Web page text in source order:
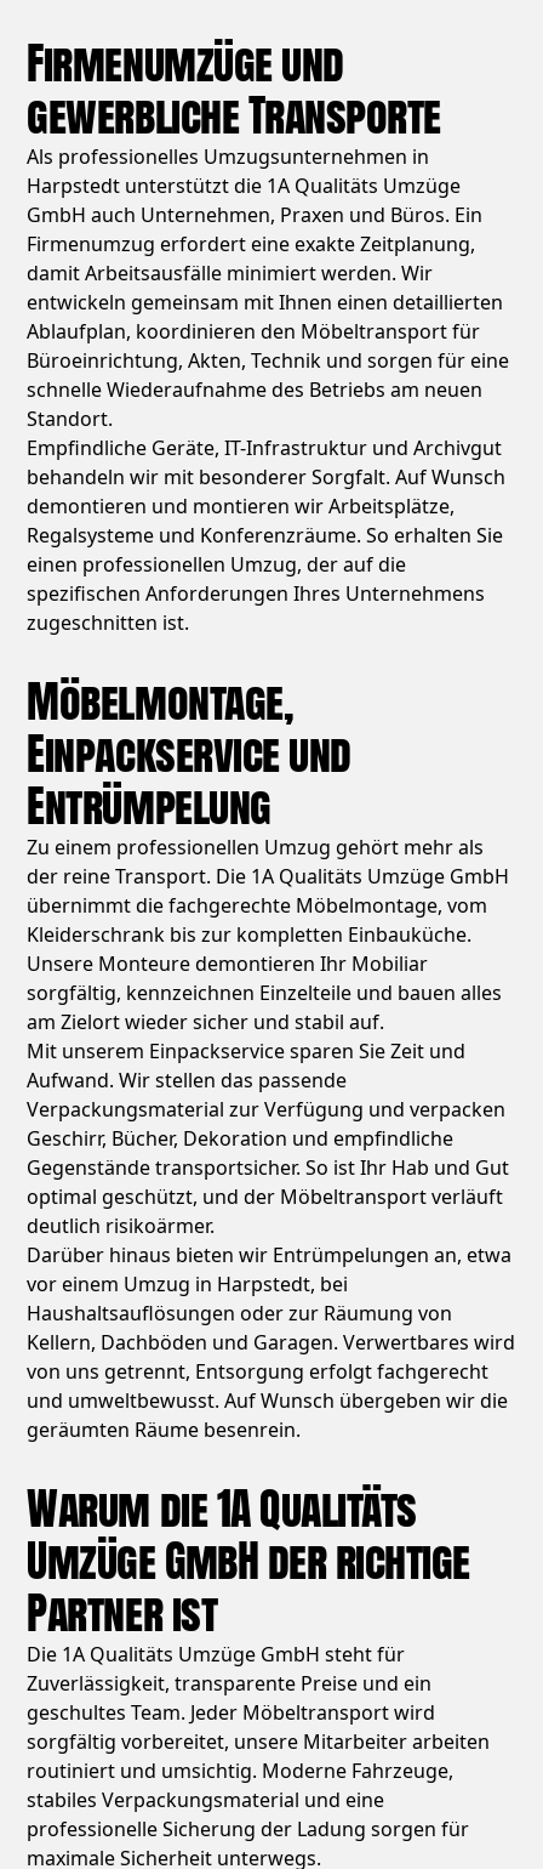
Firmenumzüge und
gewerbliche Transporte
Als professionelles Umzugsunternehmen in
Harpstedt unterstützt die 1A Qualitäts Umzüge
GmbH auch Unternehmen, Praxen und Büros. Ein
Firmenumzug erfordert eine exakte Zeitplanung,
damit Arbeitsausfälle minimiert werden. Wir
entwickeln gemeinsam mit Ihnen einen detaillierten
Ablaufplan, koordinieren den Möbeltransport für
Büroeinrichtung, Akten, Technik und sorgen für eine
schnelle Wiederaufnahme des Betriebs am neuen
Standort.
Empfindliche Geräte, IT-Infrastruktur und Archivgut
behandeln wir mit besonderer Sorgfalt. Auf Wunsch
demontieren und montieren wir Arbeitsplätze,
Regalsysteme und Konferenzräume. So erhalten Sie
einen professionellen Umzug, der auf die
spezifischen Anforderungen Ihres Unternehmens
zugeschnitten ist.
Möbelmontage,
Einpackservice und
Entrümpelung
Zu einem professionellen Umzug gehört mehr als
der reine Transport. Die 1A Qualitäts Umzüge GmbH
übernimmt die fachgerechte Möbelmontage, vom
Kleiderschrank bis zur kompletten Einbauküche.
Unsere Monteure demontieren Ihr Mobiliar
sorgfältig, kennzeichnen Einzelteile und bauen alles
am Zielort wieder sicher und stabil auf.
Mit unserem Einpackservice sparen Sie Zeit und
Aufwand. Wir stellen das passende
Verpackungsmaterial zur Verfügung und verpacken
Geschirr, Bücher, Dekoration und empfindliche
Gegenstände transportsicher. So ist Ihr Hab und Gut
optimal geschützt, und der Möbeltransport verläuft
deutlich risikoärmer.
Darüber hinaus bieten wir Entrümpelungen an, etwa
vor einem Umzug in Harpstedt, bei
Haushaltsauflösungen oder zur Räumung von
Kellern, Dachböden und Garagen. Verwertbares wird
von uns getrennt, Entsorgung erfolgt fachgerecht
und umweltbewusst. Auf Wunsch übergeben wir die
geräumten Räume besenrein.
Warum die 1A Qualitäts
Umzüge GmbH der richtige
Partner ist
Die 1A Qualitäts Umzüge GmbH steht für
Zuverlässigkeit, transparente Preise und ein
geschultes Team. Jeder Möbeltransport wird
sorgfältig vorbereitet, unsere Mitarbeiter arbeiten
routiniert und umsichtig. Moderne Fahrzeuge,
stabiles Verpackungsmaterial und eine
professionelle Sicherung der Ladung sorgen für
maximale Sicherheit unterwegs.